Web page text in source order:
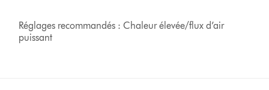
Réglages recommandés : Chaleur élevée/flux d’air
puissant